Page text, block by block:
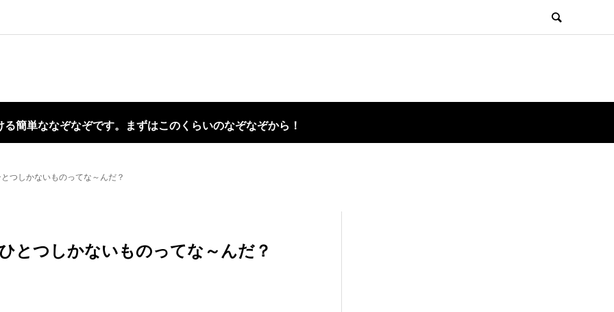
簡単ななぞなぞです。まずはこのくらいのなぞなぞから！
つしかないものってな～んだ？
とつしかないものってな～んだ？